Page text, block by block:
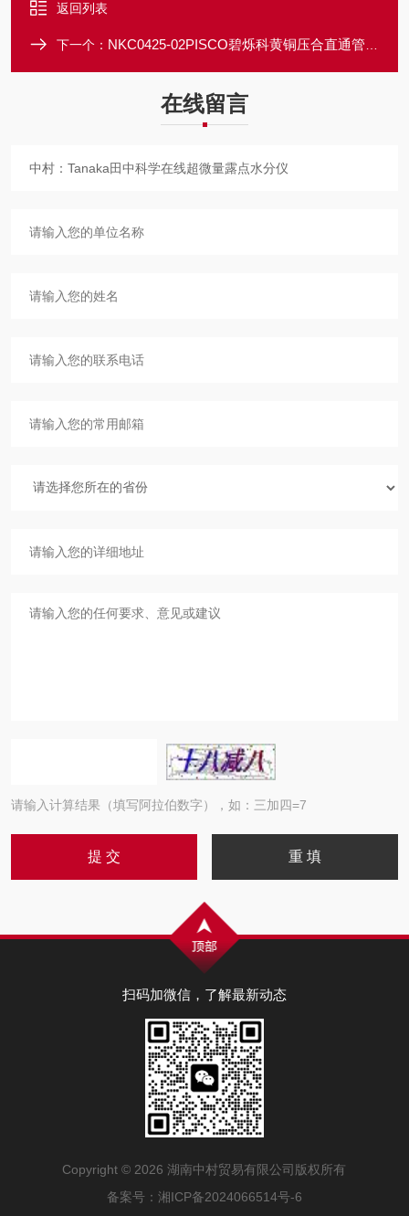
返回列表
下一个： NKC0425-02PISCO碧烁科黄铜压合直通管接头
在线留言
请输入计算结果（填写阿拉伯数字），如：三加四=7
扫码加微信，了解最新动态
Copyright © 2026 湖南中村贸易有限公司版权所有
备案号：湘ICP备2024066514号-6